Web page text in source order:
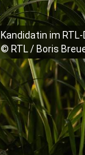
Kandidatin im
© RTL / Boris